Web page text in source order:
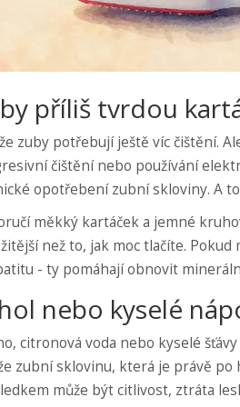
příliš tvrdou
zuby potřebují ještě víc čištění.
čištění nebo používání
opotřebení zubní skloviny. A
měkký kartáček a jemné
než to, jak moc tlačíte.
- ty pomáhají obnovit
nebo kyselé
citronová voda nebo kyselé
zubní sklovinu, která je právě
může být citlivost, ztráta